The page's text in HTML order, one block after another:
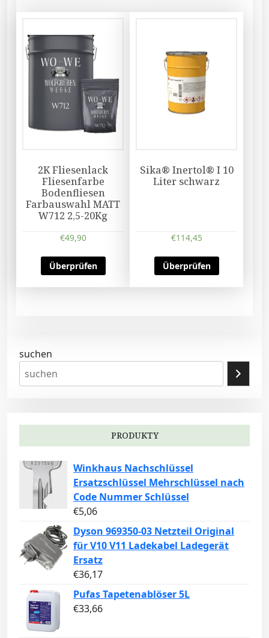
2K Fliesenlack
Fliesenfarbe
Bodenfliesen
Farbauswahl MATT
W712 2,5-20Kg
€49,90
Überprüfen
Sika® Inertol® I 10
Liter schwarz
€114,45
Überprüfen
suchen
PRODUKTY
Winkhaus Nachschlüssel
Ersatzschlüssel Mehrschlüssel nach
Code Nummer Schlüssel
€5,06
Dyson 969350-03 Netzteil Original
für V10 V11 Ladekabel Ladegerät
Ersatz
€36,17
Pufas Tapetenablöser 5L
€33,66